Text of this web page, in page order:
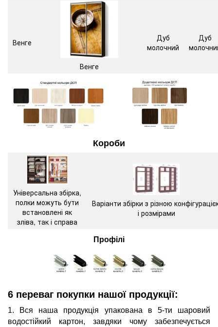
Венге
Венге
Дуб
молочний
Дуб
Короби
Універсальна збірка,
полки можуть бути
встановлені як
зліва, так і справа
Варіанти збірки з різною
і розмірами
Профілі
6 переваг покупки нашої продукції:
1. Вся наша продукція упакована в 5-ти шаровий
водостійкий картон, завдяки чому забезпечується